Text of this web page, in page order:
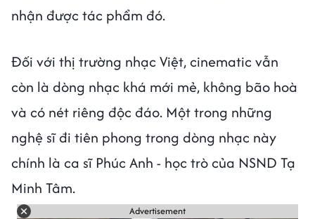
nhận được tác phẩm đó.
Đối với thị trường nhạc Việt, cinematic vẫn
còn là dòng nhạc khá mới mẻ, không bão hoà
và có nét riêng độc đáo. Một trong những
nghệ sĩ đi tiên phong trong dòng nhạc này
chính là ca sĩ Phúc Anh - học trò của NSND Tạ
Minh Tâm.
Advertisement